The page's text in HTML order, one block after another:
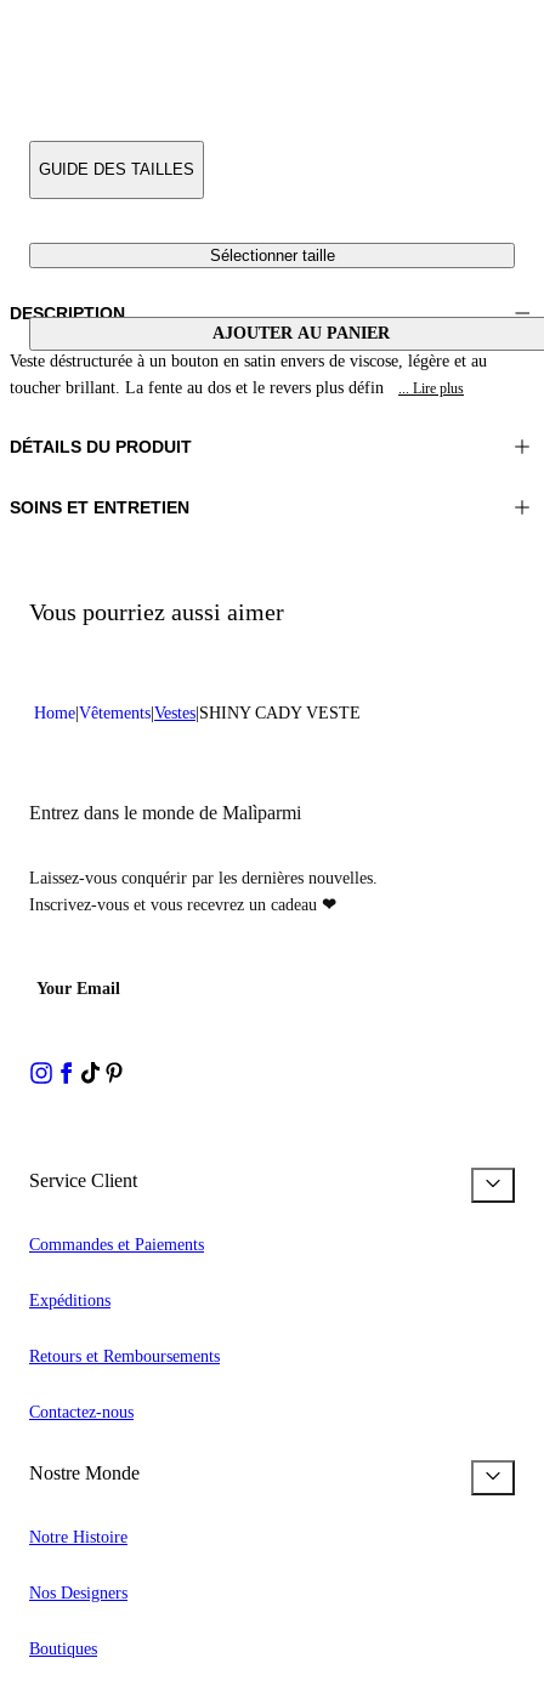
GUIDE DES TAILLES
Sélectionner taille
AJOUTER AU PANIER
DESCRIPTION
Veste déstructurée à un bouton en satin envers de viscose, légère et au
toucher brillant. La fente au dos et le revers plus défin
... Lire plus
DÉTAILS DU PRODUIT
Matériel:TISSU 1 100%VISCOSE
SOINS ET ENTRETIEN
Ne pas traiter avec du chlore
Nettoyer délicatement à sec avec du tétrachloroéthylène
Vous pourriez aussi aimer
Home Vêtements Vestes SHINY CADY VESTE
Entrez dans le monde de Malìparmi
Laissez-vous conquérir par les dernières nouvelles.
Inscrivez-vous et vous recevrez un cadeau ❤
Your Email
Service Client
Commandes et Paiements
Expéditions
Retours et Remboursements
Contactez-nous
Nostre Monde
Notre Histoire
Nos Designers
Boutiques